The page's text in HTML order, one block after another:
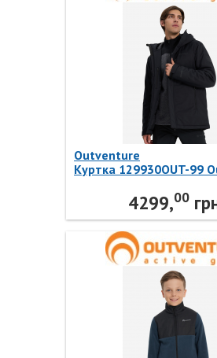
Outventure
Куртка 129930OUT-99
4299,00